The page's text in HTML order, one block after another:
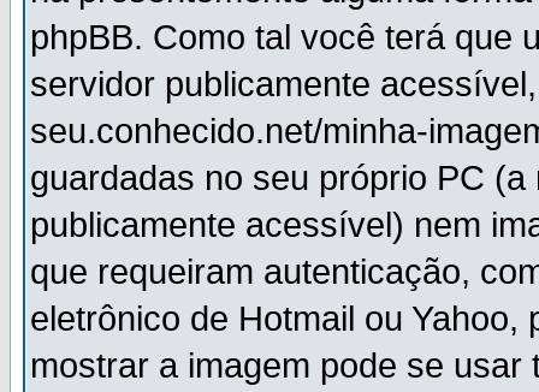
phpBB. Como tal você terá que
servidor publicamente
seu.conhecido.net/minha-
guardadas no seu próprio PC
publicamente acessível) nem
que requeiram autenticação,
eletrônico de Hotmail ou
mostrar a imagem pode se